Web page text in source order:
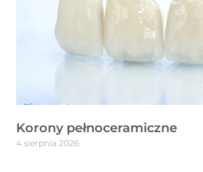
Korony pełnoceramiczne
4 sierpnia 2026